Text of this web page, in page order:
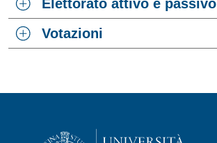
Elettorato attivo e passivo
Votazioni